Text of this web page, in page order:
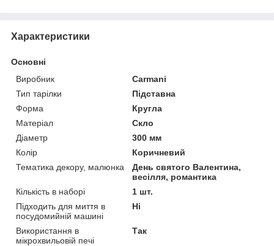
Характеристики
Основні
Виробник
Carmani
Тип тарілки
Підставна
Форма
Кругла
Матеріал
Скло
Діаметр
300 мм
Колір
Коричневий
Тематика декору, малюнка
День святого Валентина,
весілля, романтика
Кількість в наборі
1 шт.
Підходить для миття в
посудомийній машині
Ні
Використання в
мікрохвильовій печі
Так